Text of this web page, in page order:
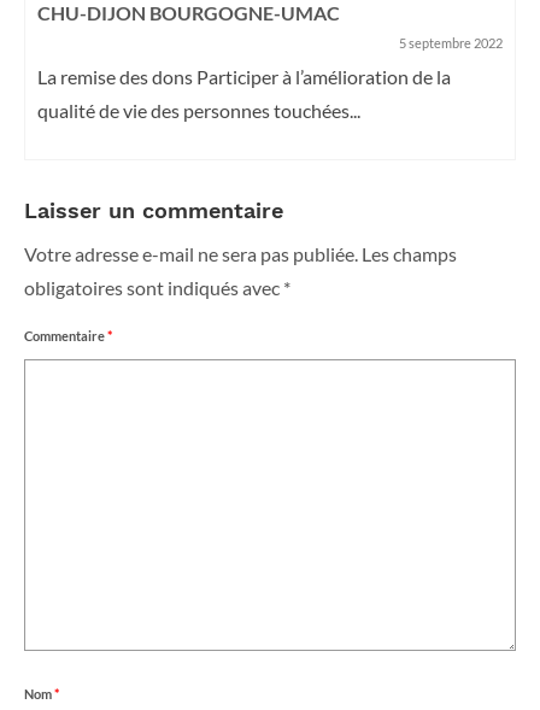
CHU-DIJON BOURGOGNE-UMAC
5 septembre 2022
La remise des dons Participer à l’amélioration de la
qualité de vie des personnes touchées...
Laisser un commentaire
Votre adresse e-mail ne sera pas publiée. Les champs
obligatoires sont indiqués avec *
Commentaire*
Nom*